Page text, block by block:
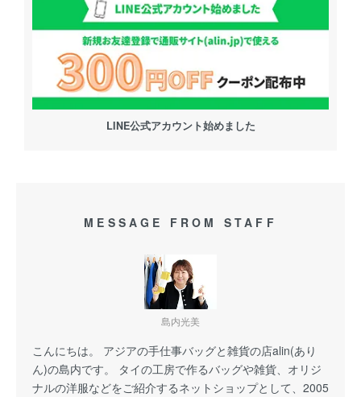
LINE公式アカウント始めました
MESSAGE FROM STAFF
島内光美
こんにちは。 アジアの手仕事バッグと雑貨の店alin(あり
ん)の島内です。 タイの工房で作るバッグや雑貨、オリジ
ナルの洋服などをご紹介するネットショップとして、2005